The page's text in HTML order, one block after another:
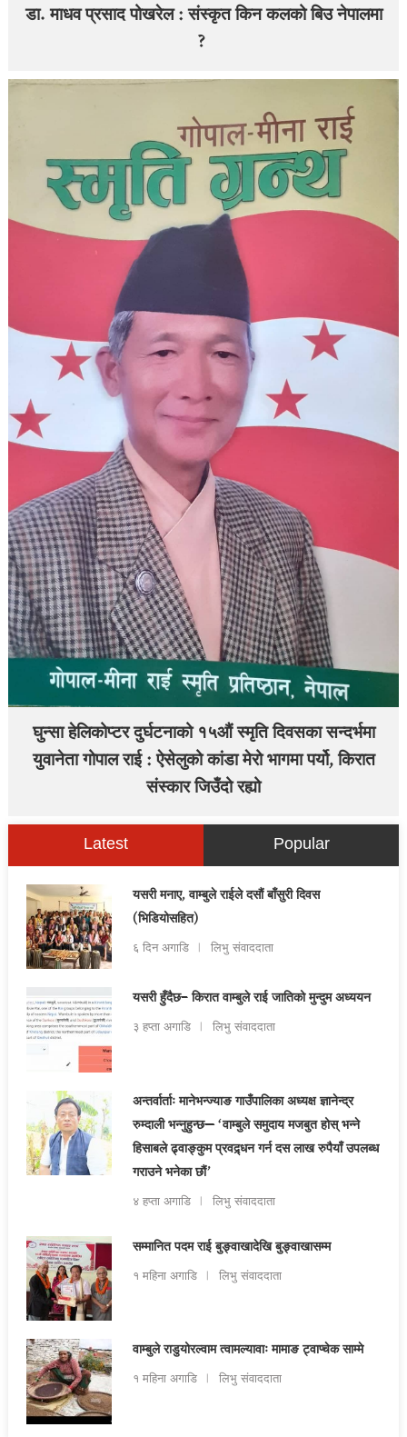
डा. माधव प्रसाद पोखरेल : संस्कृत किन कलको बिउ नेपालमा
?
घुन्सा हेलिकोप्टर दुर्घटनाको १५औं स्मृति दिवसका सन्दर्भमा
युवानेता गोपाल राई : ऐसेलुको कांडा मेरो भागमा पर्यो, किरात
संस्कार जिउँदो रह्यो
Latest Popular
यसरी मनाए, वाम्बुले राईले दसौं बाँसुरी दिवस
(भिडियोसहित)
६ दिन अगाडि लिभु संवाददाता
यसरी हुँदैछ– किरात वाम्बुले राई जातिको मुन्दुम अध्ययन
३ हप्ता अगाडि लिभु संवाददाता
अन्तर्वार्ताः मानेभन्ज्याङ गाउँपालिका अध्यक्ष ज्ञानेन्द्र
रुम्दाली भन्नुहुन्छ— ‘वाम्बुले समुदाय मजबुत होस् भन्ने
हिसाबले ढ्वाङ्कुम प्रवद्र्धन गर्न दस लाख रुपैयाँ उपलब्ध
गराउने भनेका छौं’
४ हप्ता अगाडि लिभु संवाददाता
सम्मानित पदम राई बुङ्वाखादेखि बुङ्वाखासम्म
१ महिना अगाडि लिभु संवाददाता
वाम्बुले राडुयोरल्वाम त्वामल्यावाः मामाङ ट्वाप्चेक साम्मे
१ महिना अगाडि लिभु संवाददाता